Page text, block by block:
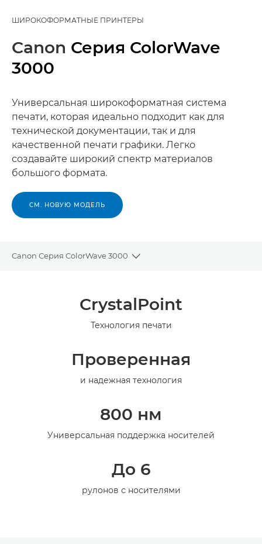
ШИРОКОФОРМАТНЫЕ ПРИНТЕРЫ
Canon Серия ColorWave
3000
Универсальная широкоформатная система
печати, которая идеально подходит как для
технической документации, так и для
качественной печати графики. Легко
создавайте широкий спектр материалов
большого формата.
СМ. НОВУЮ МОДЕЛЬ
Canon Серия ColorWave 3000
Toggle breadcrumbs
Технические характеристикиCrystalPoint
Технология печати
Проверенная
и надежная технология
800 нм
Универсальная поддержка носителей
До 6
рулонов с носителями